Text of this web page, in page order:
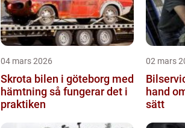
04 mars 2026
Skrota bilen i göteborg med
hämtning så fungerar det i
praktiken
02 mars
Bilservice
hand
sätt